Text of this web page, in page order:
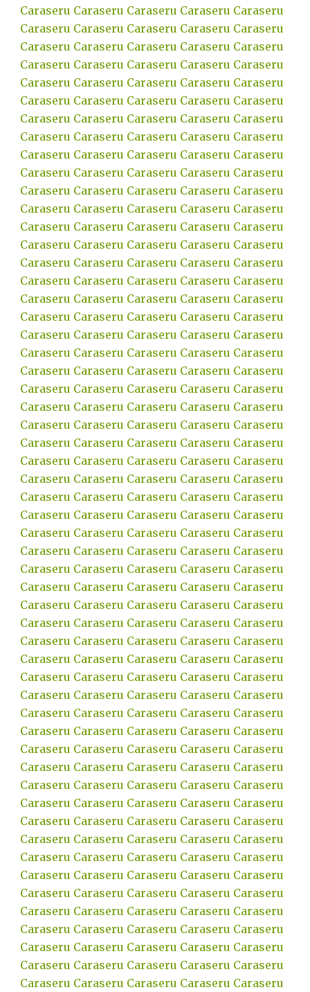
Caraseru Caraseru Caraseru Caraseru Caraseru
Caraseru Caraseru Caraseru Caraseru Caraseru
Caraseru Caraseru Caraseru Caraseru Caraseru
Caraseru Caraseru Caraseru Caraseru Caraseru
Caraseru Caraseru Caraseru Caraseru Caraseru
Caraseru Caraseru Caraseru Caraseru Caraseru
Caraseru Caraseru Caraseru Caraseru Caraseru
Caraseru Caraseru Caraseru Caraseru Caraseru
Caraseru Caraseru Caraseru Caraseru Caraseru
Caraseru Caraseru Caraseru Caraseru Caraseru
Caraseru Caraseru Caraseru Caraseru Caraseru
Caraseru Caraseru Caraseru Caraseru Caraseru
Caraseru Caraseru Caraseru Caraseru Caraseru
Caraseru Caraseru Caraseru Caraseru Caraseru
Caraseru Caraseru Caraseru Caraseru Caraseru
Caraseru Caraseru Caraseru Caraseru Caraseru
Caraseru Caraseru Caraseru Caraseru Caraseru
Caraseru Caraseru Caraseru Caraseru Caraseru
Caraseru Caraseru Caraseru Caraseru Caraseru
Caraseru Caraseru Caraseru Caraseru Caraseru
Caraseru Caraseru Caraseru Caraseru Caraseru
Caraseru Caraseru Caraseru Caraseru Caraseru
Caraseru Caraseru Caraseru Caraseru Caraseru
Caraseru Caraseru Caraseru Caraseru Caraseru
Caraseru Caraseru Caraseru Caraseru Caraseru
Caraseru Caraseru Caraseru Caraseru Caraseru
Caraseru Caraseru Caraseru Caraseru Caraseru
Caraseru Caraseru Caraseru Caraseru Caraseru
Caraseru Caraseru Caraseru Caraseru Caraseru
Caraseru Caraseru Caraseru Caraseru Caraseru
Caraseru Caraseru Caraseru Caraseru Caraseru
Caraseru Caraseru Caraseru Caraseru Caraseru
Caraseru Caraseru Caraseru Caraseru Caraseru
Caraseru Caraseru Caraseru Caraseru Caraseru
Caraseru Caraseru Caraseru Caraseru Caraseru
Caraseru Caraseru Caraseru Caraseru Caraseru
Caraseru Caraseru Caraseru Caraseru Caraseru
Caraseru Caraseru Caraseru Caraseru Caraseru
Caraseru Caraseru Caraseru Caraseru Caraseru
Caraseru Caraseru Caraseru Caraseru Caraseru
Caraseru Caraseru Caraseru Caraseru Caraseru
Caraseru Caraseru Caraseru Caraseru Caraseru
Caraseru Caraseru Caraseru Caraseru Caraseru
Caraseru Caraseru Caraseru Caraseru Caraseru
Caraseru Caraseru Caraseru Caraseru Caraseru
Caraseru Caraseru Caraseru Caraseru Caraseru
Caraseru Caraseru Caraseru Caraseru Caraseru
Caraseru Caraseru Caraseru Caraseru Caraseru
Caraseru Caraseru Caraseru Caraseru Caraseru
Caraseru Caraseru Caraseru Caraseru Caraseru
Caraseru Caraseru Caraseru Caraseru Caraseru
Caraseru Caraseru Caraseru Caraseru Caraseru
Caraseru Caraseru Caraseru Caraseru Caraseru
Caraseru Caraseru Caraseru Caraseru Caraseru
Caraseru Caraseru Caraseru Caraseru Caraseru